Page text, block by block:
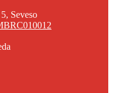
Seveso